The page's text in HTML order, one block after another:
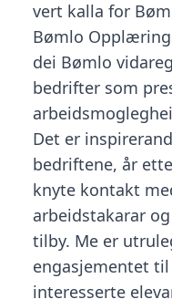
vert kalla for
Bømlo
dei Bømlo
bedrifter som
Det er
bedriftene, år
knyte kontakt
arbeidstakarar
tilby. Me er
engasjementet
interesserte